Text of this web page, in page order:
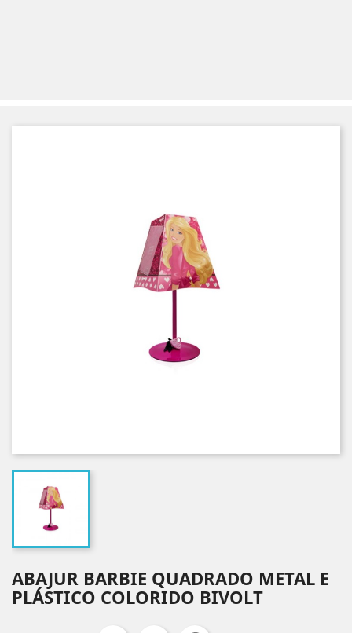
ABAJUR BARBIE QUADRADO METAL E
PLÁSTICO COLORIDO BIVOLT